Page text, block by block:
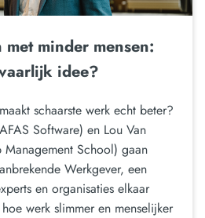
minder mensen:
idee?
schaarste werk echt beter?
Software) en Lou Van
School) gaan
Werkgever, een
en organisaties elkaar
werk slimmer en menselijker